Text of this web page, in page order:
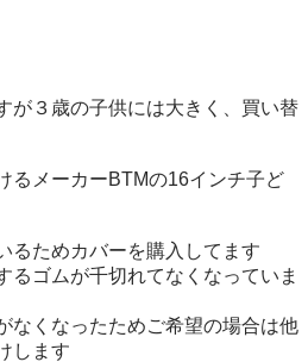
が３歳の子供には大きく、買い替
るメーカーBTMの16インチ子ど
るためカバーを購入してます
ゴムが千切れてなくなっていま
なくなったためご希望の場合は他
します